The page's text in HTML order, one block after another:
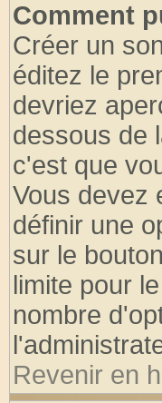
Comment
Créer un
éditez le
devriez
dessous de
c'est que
Vous devez
définir une
sur le
limite pour
nombre
Revenir en